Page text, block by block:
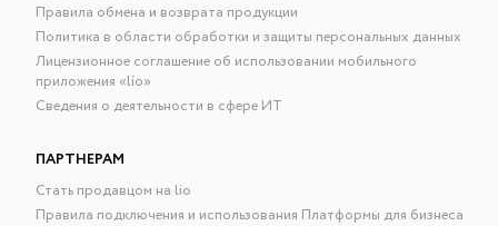
Правила обмена и возврата продукции
Политика в области обработки и защиты персональных данных
Лицензионное соглашение об использовании мобильного
приложения «lío»
Сведения о деятельности в сфере ИТ
ПАРТНЕРАМ
Стать продавцом на lio
Правила подключения и использования Платформы для бизнеса